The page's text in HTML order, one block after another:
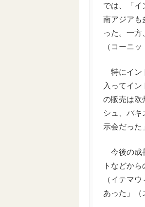
では、「イ
南アジアも
った。一方
（コーニ
特にイン
入ってイ
の販売は欧
シュ、パ
示会だった
今後の成
トなどか
（イテマ
あった」（